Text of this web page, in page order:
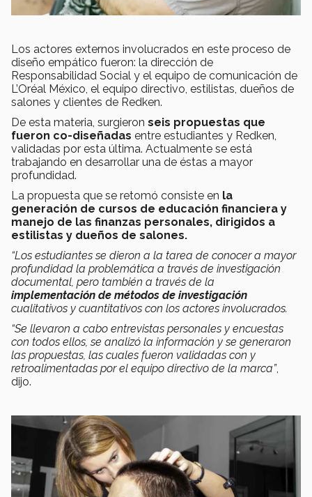
Los actores externos involucrados en este proceso de
diseño empático fueron: la dirección de
Responsabilidad Social y el equipo de comunicación de
L’Oréal México, el equipo directivo, estilistas, dueños de
salones y clientes de Redken.
De esta materia, surgieron seis propuestas que
fueron co-diseñadas entre estudiantes y Redken,
validadas por esta última. Actualmente se está
trabajando en desarrollar una de éstas a mayor
profundidad.
La propuesta que se retomó consiste en la
generación de cursos de educación financiera y
manejo de las finanzas personales, dirigidos a
estilistas y dueños de salones.
“Los estudiantes se dieron a la tarea de conocer a mayor
profundidad la problemática a través de investigación
documental, pero también a través de la
implementación de métodos de investigación
cualitativos y cuantitativos con los actores involucrados.
“Se llevaron a cabo entrevistas personales y encuestas
con todos ellos, se analizó la información y se generaron
las propuestas, las cuales fueron validadas con y
retroalimentadas por el equipo directivo de la marca”,
dijo.